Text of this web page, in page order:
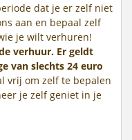
dat je er zelf niet
aan en bepaal zelf
je wilt verhuren!
verhuur. Er geldt
van slechts 24 euro
vrij om zelf te bepalen
je zelf geniet in je